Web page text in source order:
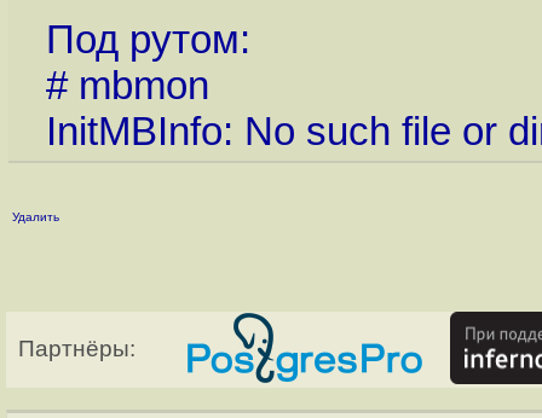
Под рутом:
# mbmon
InitMBInfo: No such file or
Удалить
Партнёры: